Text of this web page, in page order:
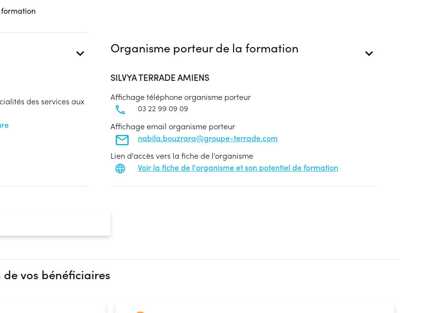
équipements mis à
des services aux
Organisme porteur de la formation
SILVYA TERRADE AMIENS
Affichage téléphone organisme porteur
03 22 99 09 09
Affichage email organisme porteur
nabila.bouzrara@groupe-terrade.com
Lien d'accès vers la fiche de l'organisme
Voir la fiche de l'organisme et son potentiel de formation
vos bénéficiaires